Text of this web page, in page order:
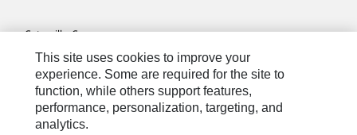
Caterpillar.com
Caterpillar Müşteri Hizmetleri Ve Iletişim
Site Haritası
Cookie Settings
This site uses cookies to improve your
experience. Some are required for the site to
function, while others support features,
performance, personalization, targeting, and
analytics.